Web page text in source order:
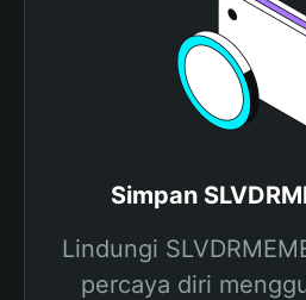
Simpan
Lindungi
percaya diri